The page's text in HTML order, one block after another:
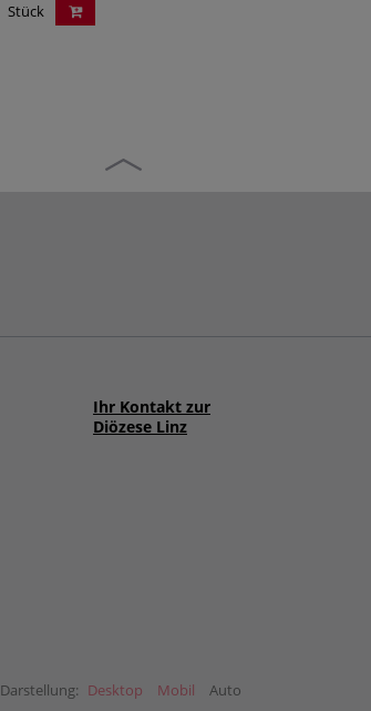
Stück
Ihr Kontakt zur
Diözese Linz
Darstellung: Desktop Mobil Auto